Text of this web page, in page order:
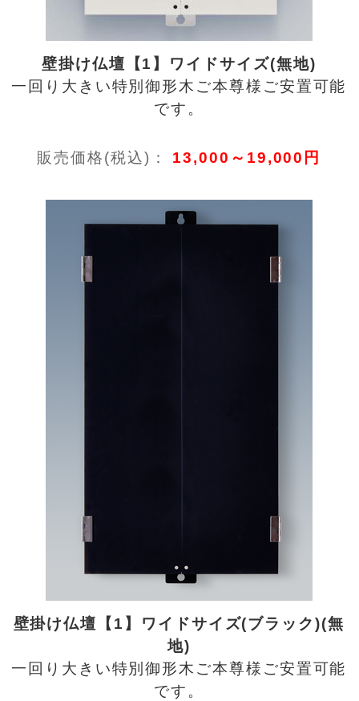
壁掛け仏壇【1】ワイドサイズ(無地)
一回り大きい特別御形木ご本尊様ご安置可能
です。
販売価格(税込)： 13,000～19,000円
壁掛け仏壇【1】ワイドサイズ(ブラック)(無
地)
一回り大きい特別御形木ご本尊様ご安置可能
です。